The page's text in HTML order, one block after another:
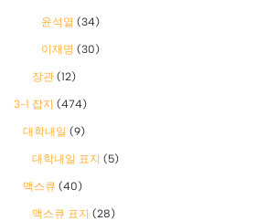
윤석열 (34)
이재명 (30)
장관 (12)
3-1 잡지 (474)
대학내일 (9)
대학내일 표지 (5)
맥스큐 (40)
맥스큐 표지 (28)